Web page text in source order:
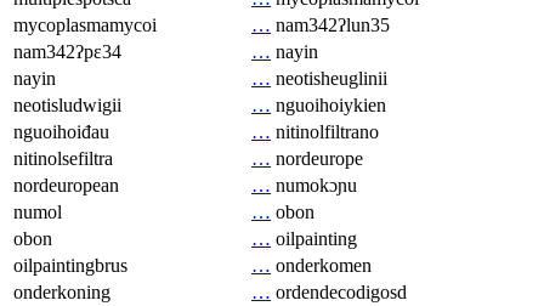
mycoplasmamycoi
… nam342ʔlun35
nam342ʔpɛ34
… nayin
nayin
… neotisheuglinii
neotisludwigii
… nguoihoiykien
nguoihoiđau
… nitinolfiltrano
nitinolsefiltra
… nordeurope
nordeuropean
… numokɔɲu
numol
… obon
obon
… oilpainting
oilpaintingbrus
… onderkomen
onderkoning
… ordendecodigosd